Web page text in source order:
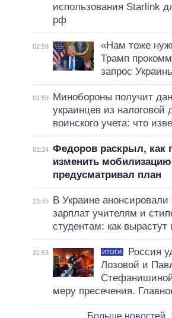
использования Starlink
рф
02:59
«Нам тоже
Трамп
запрос
01:59
Минобороны получит
украинцев из налоговой
воинского учета: что
01:24 Федоров раскрыл, как
изменить
предусматривал план
23:45
В Украине
зарплат учителям и
студентам: как
22:53 ИТОГИ
Россия
Лозовой и
меру пресечения.
Больше новостей